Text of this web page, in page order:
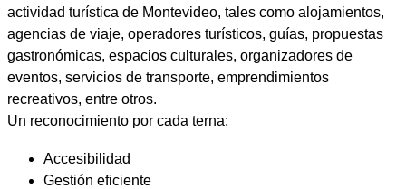
actividad turística de Montevideo, tales como alojamientos,
agencias de viaje, operadores turísticos, guías, propuestas
gastronómicas, espacios culturales, organizadores de
eventos, servicios de transporte, emprendimientos
recreativos, entre otros.
Un reconocimiento por cada terna:
Accesibilidad
Gestión eficiente